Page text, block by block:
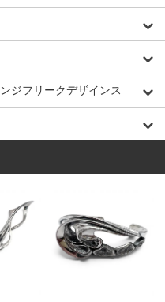
ジフリークデザインス